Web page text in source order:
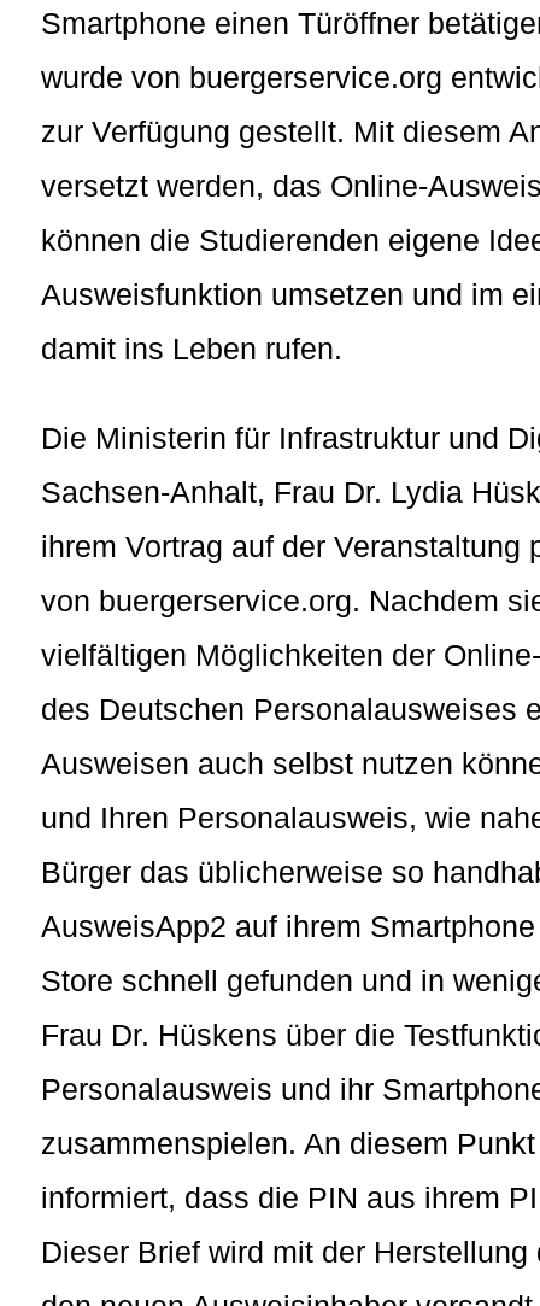
Smartphone einen Türöffner
wurde von buergerservice.org
zur Verfügung gestellt. Mit diesem
versetzt werden, das Online-
können die Studierenden eigene
Ausweisfunktion umsetzen und im
damit ins Leben rufen.
Die Ministerin für Infrastruktur und
Sachsen-Anhalt, Frau Dr. Lydia
ihrem Vortrag auf der Veranstaltung
von buergerservice.org. Nachdem
vielfältigen Möglichkeiten der
des Deutschen Personalausweises
Ausweisen auch selbst nutzen
und Ihren Personalausweis, wie
Bürger das üblicherweise so
AusweisApp2 auf ihrem
Store schnell gefunden und in
Frau Dr. Hüskens über die
Personalausweis und ihr
zusammenspielen. An diesem
informiert, dass die PIN aus ihrem
Dieser Brief wird mit der